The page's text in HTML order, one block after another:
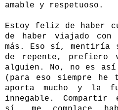
amable y respetuoso.
Estoy feliz de haber
de haber viajado
más. Eso sí, mentiría
de repente, prefiero
alguien. No, no es así.
(para eso siempre he
aporta mucho y la
innegable.